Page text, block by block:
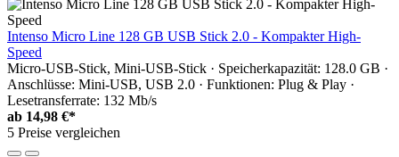
Intenso Micro Line 128 GB USB Stick 2.0 - Kompakter High-
Speed
Micro-USB-Stick, Mini-USB-Stick · Speicherkapazität: 128.0 GB ·
Anschlüsse: Mini-USB, USB 2.0 · Funktionen: Plug & Play ·
Lesetransferrate: 132 Mb/s
ab 14,98 €*
5 Preise vergleichen